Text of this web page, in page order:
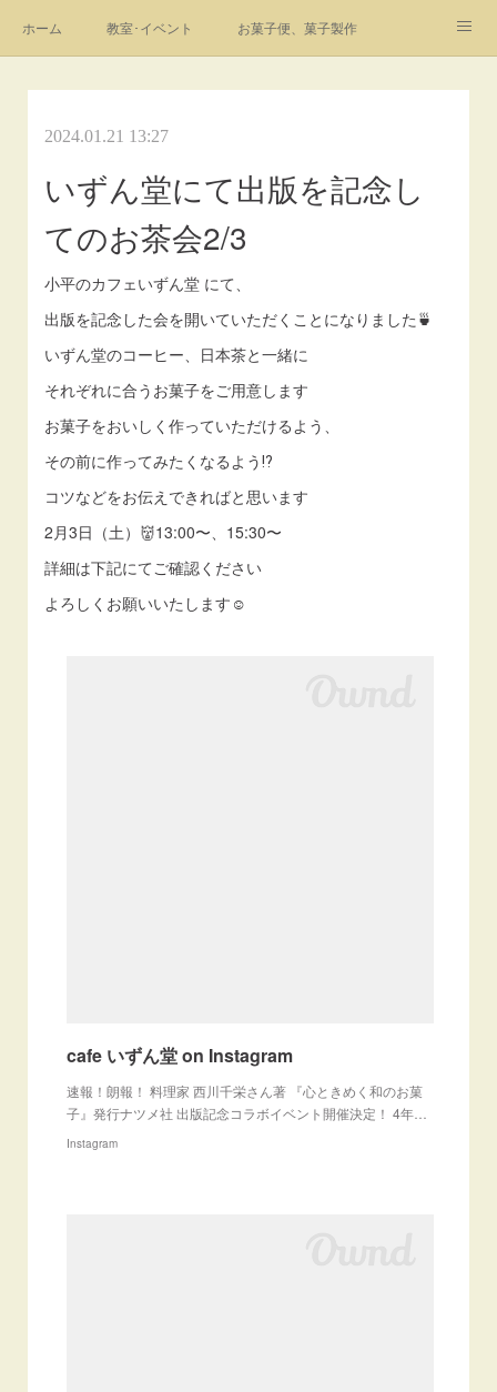
ホーム 教室･イベント お菓子便、菓子製作
フォト2024.01.21 13:27
いずん堂にて出版を記念し
てのお茶会2/3
小平のカフェいずん堂 にて、
出版を記念した会を開いていただくことになりました🍵
いずん堂のコーヒー、日本茶と一緒に
それぞれに合うお菓子をご用意します
お菓子をおいしく作っていただけるよう、
その前に作ってみたくなるよう⁉︎
コツなどをお伝えできればと思います
2月3日（土）👹13:00〜、15:30〜
詳細は下記にてご確認ください
よろしくお願いいたします☺️
cafe いずん堂 on Instagram
速報！朗報！ 料理家 西川千栄さん著 『心ときめく和のお菓
子』発行ナツメ社 出版記念コラボイベント開催決定！ 4年…
Instagram